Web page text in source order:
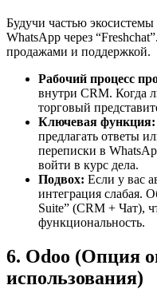
Будучи частью экосистемы
WhatsApp через
продажами и поддержкой.
Рабочий процесс
внутри CRM. Когда
торговый
Ключевая функция:
предлагать ответы
переписки в
войти в курс дела.
Подвох: Если у вас
интеграция слабая.
Suite” (CRM + Чат),
функциональность.
6. Odoo (Опция
использования)